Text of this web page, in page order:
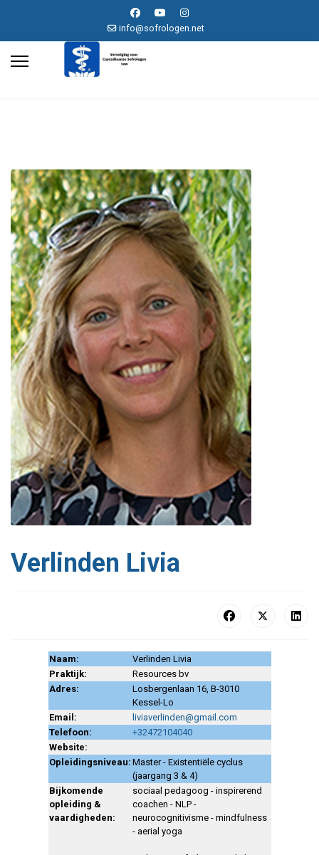
info@sofrologen.net
Verlinden Livia
Naam:
Verlinden Livia
Praktijk:
Resources bv
Adres:
Losbergenlaan 16, B-3010
Kessel-Lo
Email:
liviaverlinden@gmail.com
Telefoon:
+32472104040
Website:
Opleidingsniveau: Master - Existentiële cyclus
(jaargang 3 & 4)
Bijkomende
opleiding &
vaardigheden:
sociaal pedagoog - inspirerend
coachen - NLP -
neurocognitivisme - mindfulness
- aerial yoga